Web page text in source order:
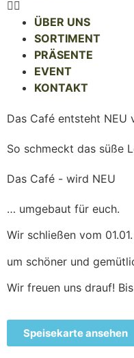
ÜBER UNS
SORTIMENT
PRÄSENTE
EVENT
KONTAKT
Das Café entsteht NEU
So schmeckt das süße
Das Café - wird NEU
… umgebaut für euch.
Wir schließen vom
um schöner und
Wir freuen uns drauf!
Speisekarte ansehen